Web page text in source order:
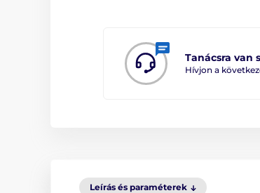
Tanácsra van
Hívjon a
Leírás és paraméterek